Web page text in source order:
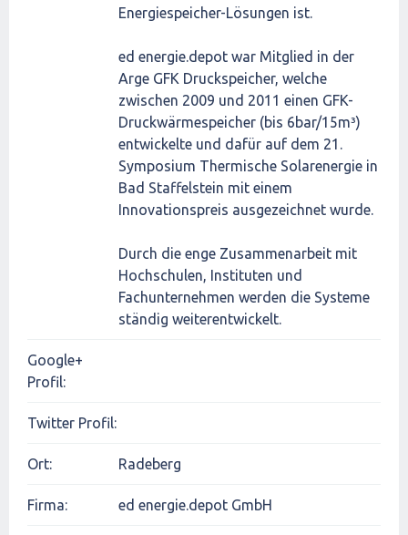
Energiespeicher-Lösungen ist.
ed energie.depot war Mitglied in der
Arge GFK Druckspeicher, welche
zwischen 2009 und 2011 einen GFK-
Druckwärmespeicher (bis 6bar/15m³)
entwickelte und dafür auf dem 21.
Symposium Thermische Solarenergie in
Bad Staffelstein mit einem
Innovationspreis ausgezeichnet wurde.
Durch die enge Zusammenarbeit mit
Hochschulen, Instituten und
Fachunternehmen werden die Systeme
ständig weiterentwickelt.
Google+
Profil:
Twitter Profil:
Ort: Radeberg
Firma: ed energie.depot GmbH